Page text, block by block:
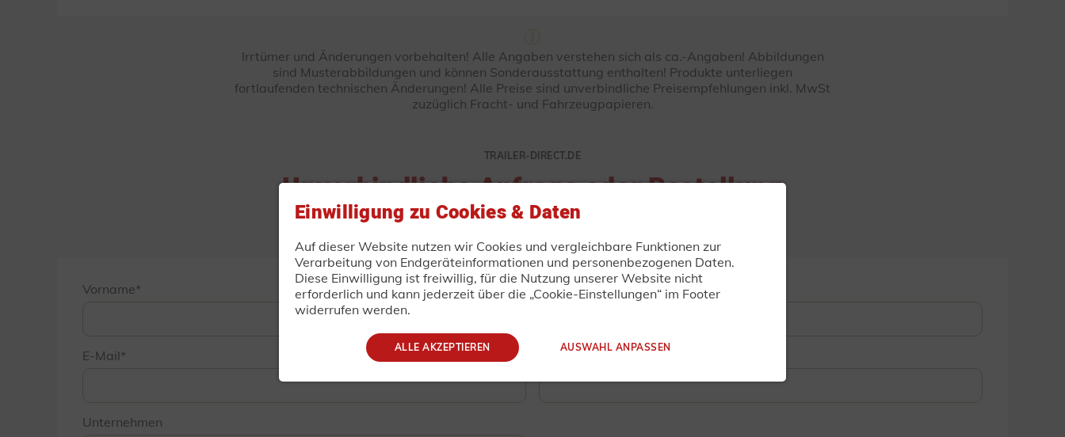
Irrtümer und Änderungen vorbehalten! Alle Angaben verstehen sich als ca.-Angaben! Abbildungen
sind Musterabbildungen und können Sonderausstattung enthalten! Produkte unterliegen
fortlaufenden technischen Änderungen! Alle Preise sind unverbindliche Preisempfehlungen inkl. MwSt
zuzüglich Fracht- und Fahrzeugpapieren.
TRAILER-DIRECT.DE
Unverbindliche Anfrage oder Bestellung
Vorname Nachname
E-Mail Telefon
Unternehmen
Einwilligung zu Cookies & Daten
Auf dieser Website nutzen wir Cookies und vergleichbare Funktionen zur
Verarbeitung von Endgeräteinformationen und personenbezogenen Daten.
Diese Einwilligung ist freiwillig, für die Nutzung unserer Website nicht
erforderlich und kann jederzeit über die „Cookie-Einstellungen“ im Footer
widerrufen werden.
ALLE AKZEPTIEREN AUSWAHL ANPASSEN